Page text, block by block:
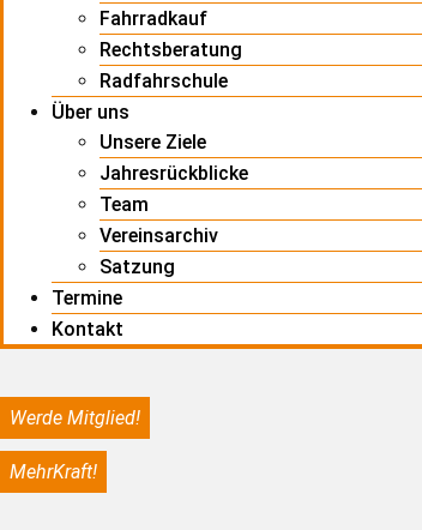
Fahrradkauf
Rechtsberatung
Radfahrschule
Über uns
Unsere Ziele
Jahresrückblicke
Team
Vereinsarchiv
Satzung
Termine
Kontakt
Werde Mitglied!
MehrKraft!